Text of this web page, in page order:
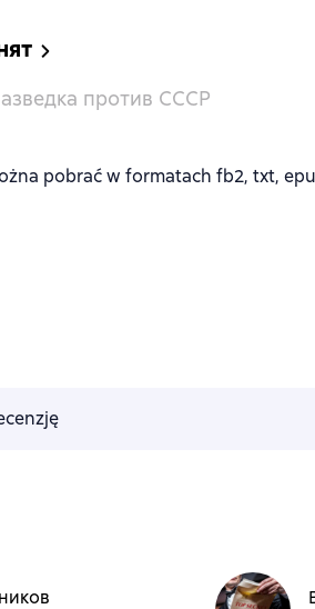
против СССР
pobrać w formatach fb2, txt,